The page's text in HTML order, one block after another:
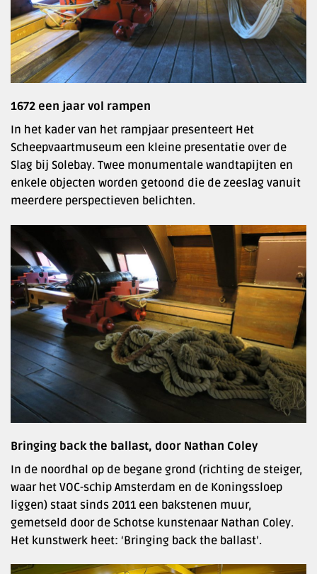
1672 een jaar vol rampen
In het kader van het rampjaar presenteert Het
Scheepvaartmuseum een kleine presentatie over de
Slag bij Solebay. Twee monumentale wandtapijten en
enkele objecten worden getoond die de zeeslag vanuit
meerdere perspectieven belichten.
Bringing back the ballast, door Nathan Coley
In de noordhal op de begane grond (richting de steiger,
waar het VOC-schip Amsterdam en de Koningssloep
liggen) staat sinds 2011 een bakstenen muur,
gemetseld door de Schotse kunstenaar Nathan Coley.
Het kunstwerk heet: ‘Bringing back the ballast’.